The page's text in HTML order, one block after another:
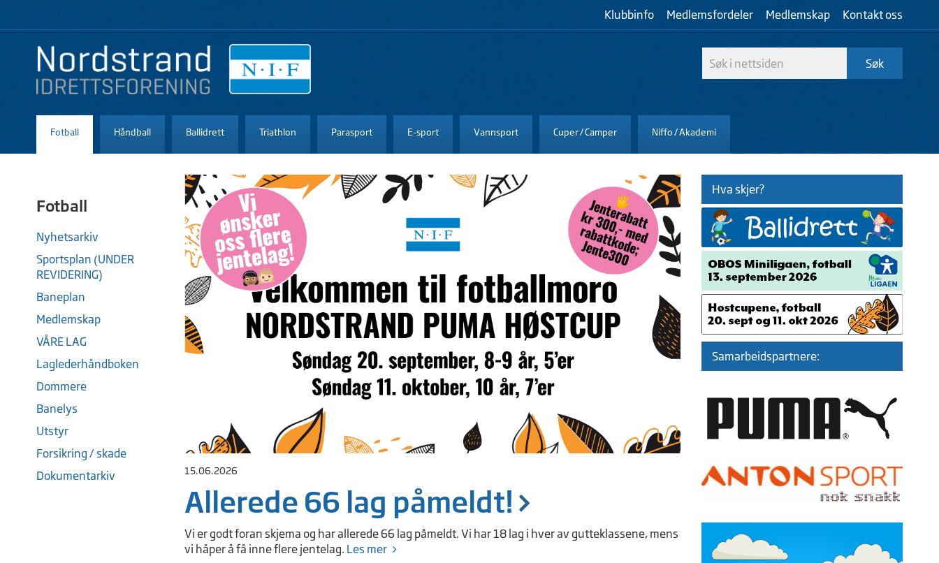
Klubbinfo Medlemsfordeler Medlemskap Kontakt oss
Fotball Håndball Ballidrett Triathlon Parasport E-sport Vannsport Cuper / Camper Niffo / Akademi
Fotball
Nyhetsarkiv
Sportsplan (UNDER
REVIDERING)
Baneplan
Medlemskap
VÅRE LAG
Laglederhåndboken
Dommere
Banelys
Utstyr
Forsikring / skade
Dokumentarkiv
15.06.2026
Allerede 66 lag påmeldt!
Vi er godt foran skjema og har allerede 66 lag påmeldt. Vi har 18 lag i hver av gutteklassene, mens
vi håper å få inne flere jentelag. Les mer
Hva skjer?
Samarbeidspartnere: